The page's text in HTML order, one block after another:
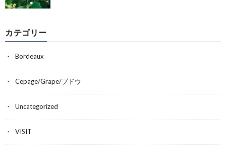
カテゴリー
Bordeaux
Cepage/Grape/ブドウ
Uncategorized
VISIT